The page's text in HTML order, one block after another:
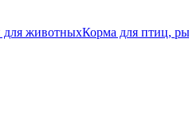
для животныхКорма для птиц,